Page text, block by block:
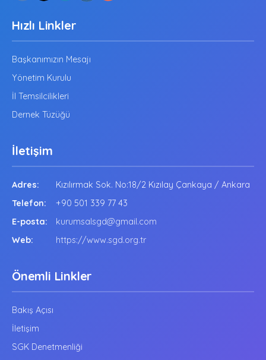
Hızlı Linkler
Başkanımızın Mesajı
Yönetim Kurulu
İl Temsilcilikleri
Dernek Tüzüğü
İletişim
Adres:
Kızılırmak Sok. No:18/2 Kızılay Çankaya / Ankara
Telefon:
+90 501 339 77 43
E-posta:
kurumsalsgd@gmail.com
Web:
https://www.sgd.org.tr
Önemli Linkler
Bakış Açısı
İletişim
SGK Denetmenliği